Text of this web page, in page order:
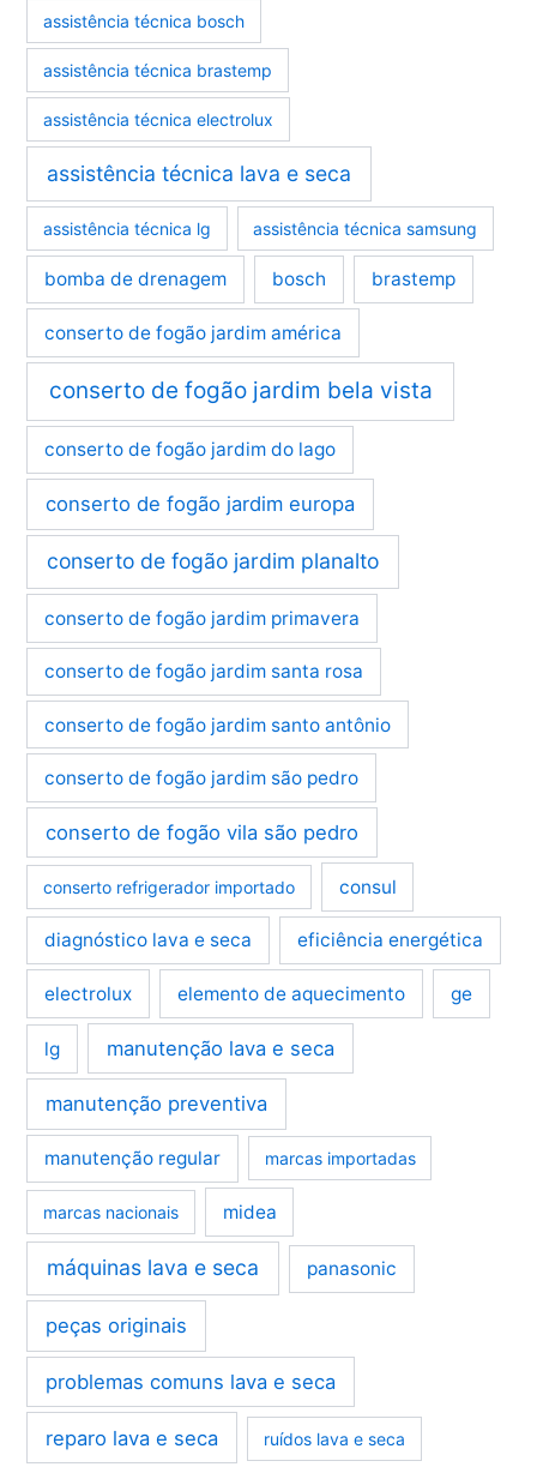
assistência técnica bosch
assistência técnica brastemp
assistência técnica electrolux
assistência técnica lava e seca
assistência técnica lg assistência técnica samsung
bomba de drenagem bosch brastemp
conserto de fogão jardim américa
conserto de fogão jardim bela vista
conserto de fogão jardim do lago
conserto de fogão jardim europa
conserto de fogão jardim planalto
conserto de fogão jardim primavera
conserto de fogão jardim santa rosa
conserto de fogão jardim santo antônio
conserto de fogão jardim são pedro
conserto de fogão vila são pedro
conserto refrigerador importado consul
diagnóstico lava e seca eficiência energética
electrolux elemento de aquecimento ge
lg manutenção lava e seca
manutenção preventiva
manutenção regular marcas importadas
marcas nacionais midea
máquinas lava e seca panasonic
peças originais
problemas comuns lava e seca
reparo lava e seca ruídos lava e seca